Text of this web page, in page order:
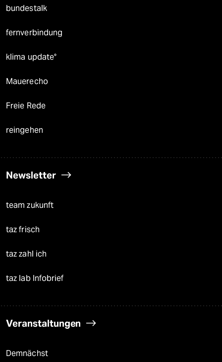
bundestalk
fernverbindung
klima update°
Mauerecho
Freie Rede
reingehen
Newsletter
team zukunft
taz frisch
taz zahl ich
taz lab Infobrief
Veranstaltungen
Demnächst